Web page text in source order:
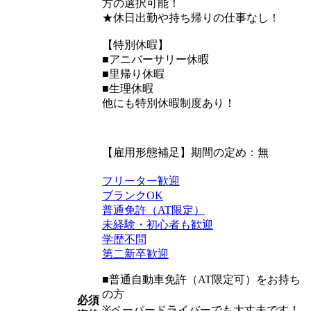
方の選択可能！
★休日出勤や持ち帰りの仕事なし！
【特別休暇】
■アニバーサリー休暇
■里帰り休暇
■生理休暇
他にも特別休暇制度あり！
【雇用形態補足】期間の定め：無
必須
フリーター歓迎
ブランクOK
普通免許（AT限定）
未経験・初心者も歓迎
学歴不問
第二新卒歓迎
■普通自動車免許（AT限定可）をお持ち
の方